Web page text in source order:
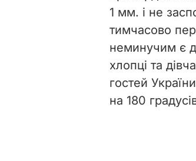
1 мм. і не
тимчасово
неминучим є
хлопці та
гостей
на 180